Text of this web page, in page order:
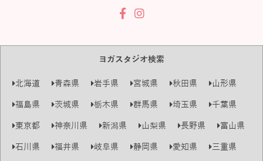
ヨガスタジオ検索
北海道 青森県 岩手県 宮城県 秋田県
山形県
福島県
茨城県 栃木県 群馬県 埼玉県
千葉県
東京都
神奈川県 新潟県 山梨県 長野県
富山県
石川県
福井県 岐阜県 静岡県 愛知県 三重県